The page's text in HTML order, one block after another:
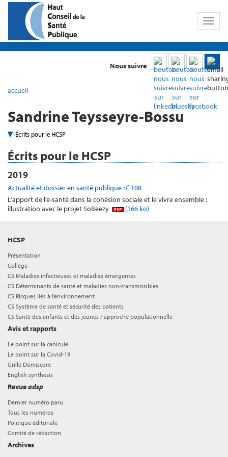
Toggle
Nous suivre
accueil
Sandrine Teysseyre-Bossu
Écrits pour le HCSP
Écrits pour le HCSP
2019
Actualité et dossier en santé publique n° 108
L’apport de l’e-santé dans la cohésion sociale et le vivre ensemble :
illustration avec le projet SoBeezy
(166 ko)
HCSP
Présentation
Collège
CS Maladies infectieuses et maladies émergentes
CS Déterminants de santé et maladies non-transmissibles
CS Risques liés à l’environnement
CS Système de santé et sécurité des patients
CS Santé des enfants et des jeunes / approche populationnelle
Avis et rapports
Le point sur la canicule
Le point sur la Covid-19
Grille Domiscore
English synthesis
Revueadsp
Dernier numéro paru
Tous les numéros
Politique éditoriale
Comité de rédaction
Archives